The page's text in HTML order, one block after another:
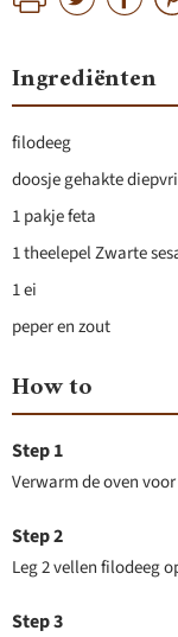
Ingrediënten
filodeeg
doosje gehakte
1 pakje feta
1 theelepel Zwarte
1 ei
peper en zout
How to
Verwarm de oven
Leg 2 vellen filodeeg